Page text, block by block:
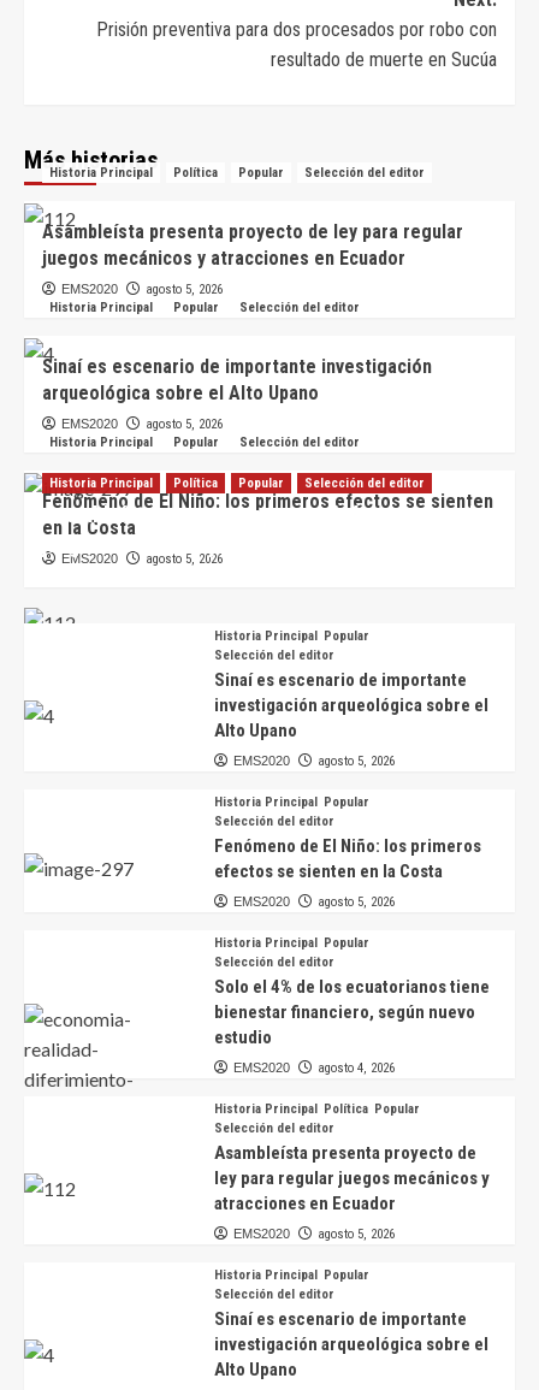
Prisión preventiva para dos procesados por robo con
resultado de muerte en Sucúa
Más historias
Historia Principal Política Popular Selección del editor
Asambleísta presenta proyecto de ley para regular
juegos mecánicos y atracciones en Ecuador
EMS2020
agosto 5, 2026
Historia Principal
Popular Selección del editor
Sinaí es escenario de importante investigación
arqueológica sobre el Alto Upano
EMS2020
agosto 5, 2026
Historia Principal
Popular Selección del editor
Fenómeno de El Niño: los primeros efectos se sienten
en la Costa
EMS2020 agosto 5, 2026
Historia Principal Política Popular Selección del editor
Asambleísta presenta proyecto de ley para regular
Historia Principal Popular
Selección del editor
Sinaí es escenario de importante
investigación arqueológica sobre el
Alto Upano
EMS2020 agosto 5, 2026
Historia Principal Popular
Selección del editor
Fenómeno de El Niño: los primeros
efectos se sienten en la Costa
EMS2020 agosto 5, 2026
Historia Principal Popular
Selección del editor
Solo el 4% de los ecuatorianos tiene
bienestar financiero, según nuevo
estudio
EMS2020 agosto 4, 2026
Historia Principal Política Popular
Selección del editor
Asambleísta presenta proyecto de
ley para regular juegos mecánicos y
atracciones en Ecuador
EMS2020 agosto 5, 2026
Historia Principal Popular
Selección del editor
Sinaí es escenario de importante
investigación arqueológica sobre el
Alto Upano